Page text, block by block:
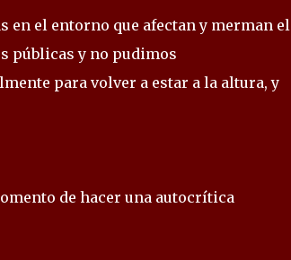
en el entorno que afectan y merman el
públicas y no pudimos
para volver a estar a la altura, y
de hacer una autocrítica